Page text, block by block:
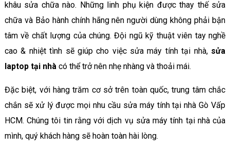
khâu sửa chữa nào. Những linh phụ kiện được thay thế sửa
chữa và Bảo hành chính hãng nên người dùng không phải bận
tâm về chất lượng của chúng. Đội ngũ kỹ thuật viên tay nghề
cao & nhiệt tình sẽ giúp cho việc sửa máy tính tại nhà, sửa
laptop tại nhà có thể trở nên nhẹ nhàng và thoải mái.
Đặc biệt, với hàng trăm cơ sở trên toàn quốc, trung tâm chắc
chắn sẽ xử lý được mọi nhu cầu sửa máy tính tại nhà Gò Vấp
HCM. Chúng tôi tin rằng với dịch vụ sửa máy tính tại nhà của
mình, quý khách hàng sẽ hoàn toàn hài lòng.